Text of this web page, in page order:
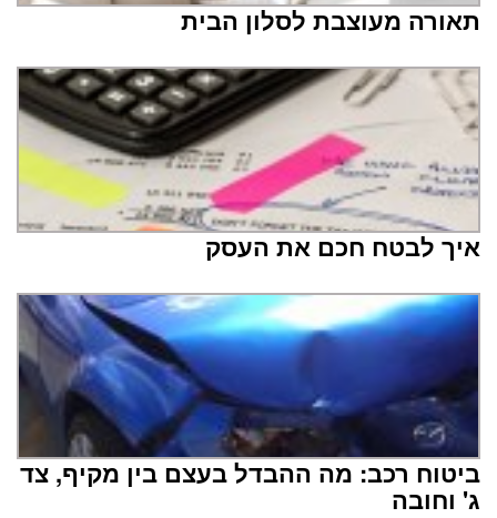
תאורה מעוצבת לסלון הבית
איך לבטח חכם את העסק
ביטוח רכב: מה ההבדל בעצם בין מקיף, צד
ג' וחובה